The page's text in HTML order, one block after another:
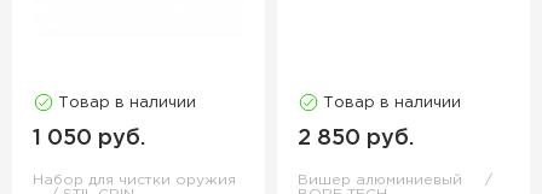
Товар в наличии
1 050 руб.
Набор для чистки оружия
Товар в наличии
2 850 руб.
Вишер алюминиевый